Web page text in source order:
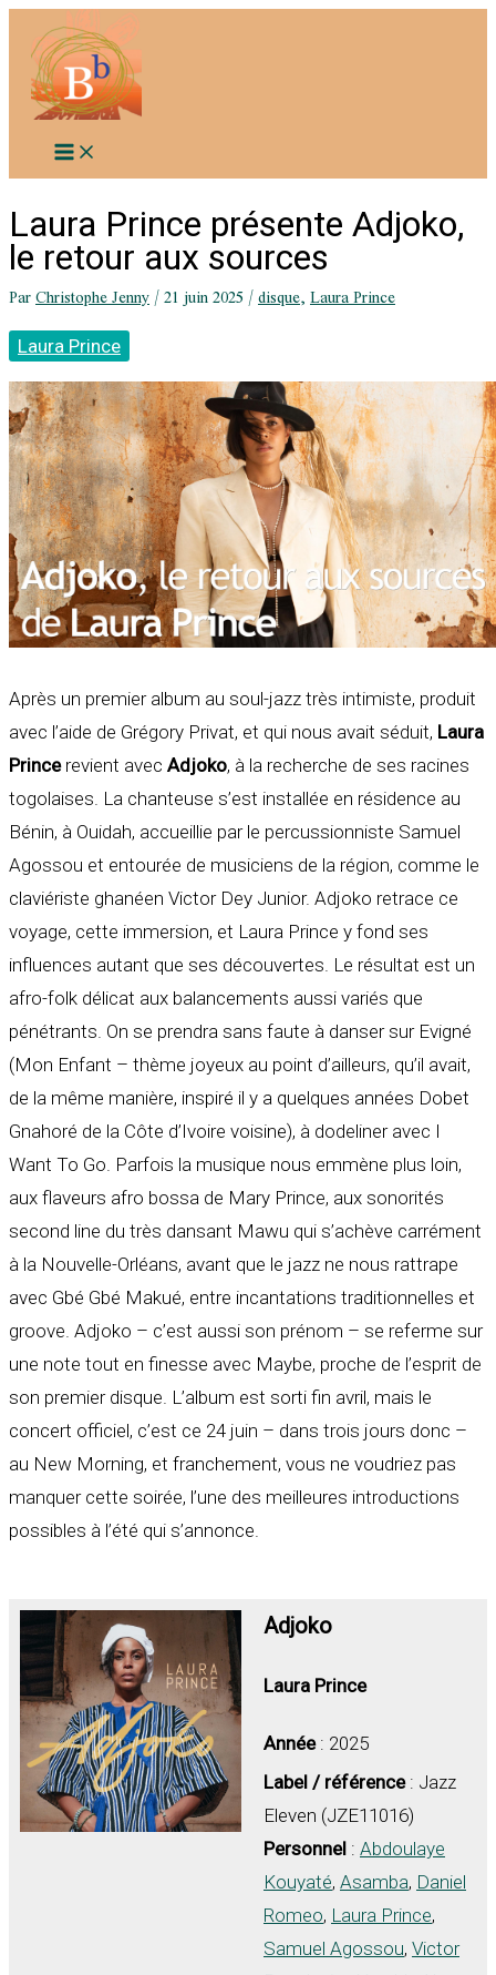
contenu
Laura Prince présente Adjoko,
le retour aux sources
ParChristophe Jenny/21 juin 2025/disque,Laura Prince
Laura Prince
Après un premier album au soul-jazz très intimiste, produit
avec l’aide de Grégory Privat, et qui nous avait séduit, Laura
Princerevient avec Adjoko, à la recherche de ses racines
togolaises. La chanteuse s’est installée en résidence au
Bénin, à Ouidah, accueillie par le percussionniste Samuel
Agossou et entourée de musiciens de la région, comme le
claviériste ghanéen Victor Dey Junior. Adjoko retrace ce
voyage, cette immersion, et Laura Prince y fond ses
influences autant que ses découvertes. Le résultat est un
afro-folk délicat aux balancements aussi variés que
pénétrants. On se prendra sans faute à danser sur Evigné
(Mon Enfant – thème joyeux au point d’ailleurs, qu’il avait,
de la même manière, inspiré il y a quelques années Dobet
Gnahoré de la Côte d’Ivoire voisine), à dodeliner avec I
Want To Go. Parfois la musique nous emmène plus loin,
aux flaveurs afro bossa de Mary Prince, aux sonorités
second line du très dansant Mawu qui s’achève carrément
à la Nouvelle-Orléans, avant que le jazz ne nous rattrape
avec Gbé Gbé Makué, entre incantations traditionnelles et
groove. Adjoko – c’est aussi son prénom – se referme sur
une note tout en finesse avec Maybe, proche de l’esprit de
son premier disque. L’album est sorti fin avril, mais le
concert officiel, c’est ce 24 juin – dans trois jours donc –
au New Morning, et franchement, vous ne voudriez pas
manquer cette soirée, l’une des meilleures introductions
possibles à l’été qui s’annonce.
Adjoko
Laura Prince
Année: 2025
Label / référence: Jazz
Eleven (JZE11016)
Personnel : Abdoulaye
Kouyaté, Asamba, Daniel
Romeo, Laura Prince,
Samuel Agossou, Victor